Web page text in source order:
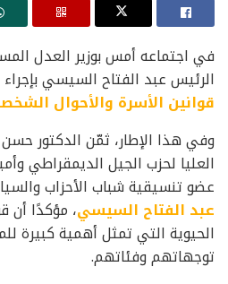
في اجتماعه أمس بوزير العدل
الرئيس عبد الفتاح السيسي
قوانين الأسرة والأحوال
وفي هذا الإطار، ثمّن الدكتور
العليا لحزب الجيل الديمقراطي
عضو تنسيقية شباب الأحزاب
عبد الفتاح السيسي، مؤكدًا أن
الحيوية التي تمثل أهمية كبيرة
توجهاتهم وفئاتهم.